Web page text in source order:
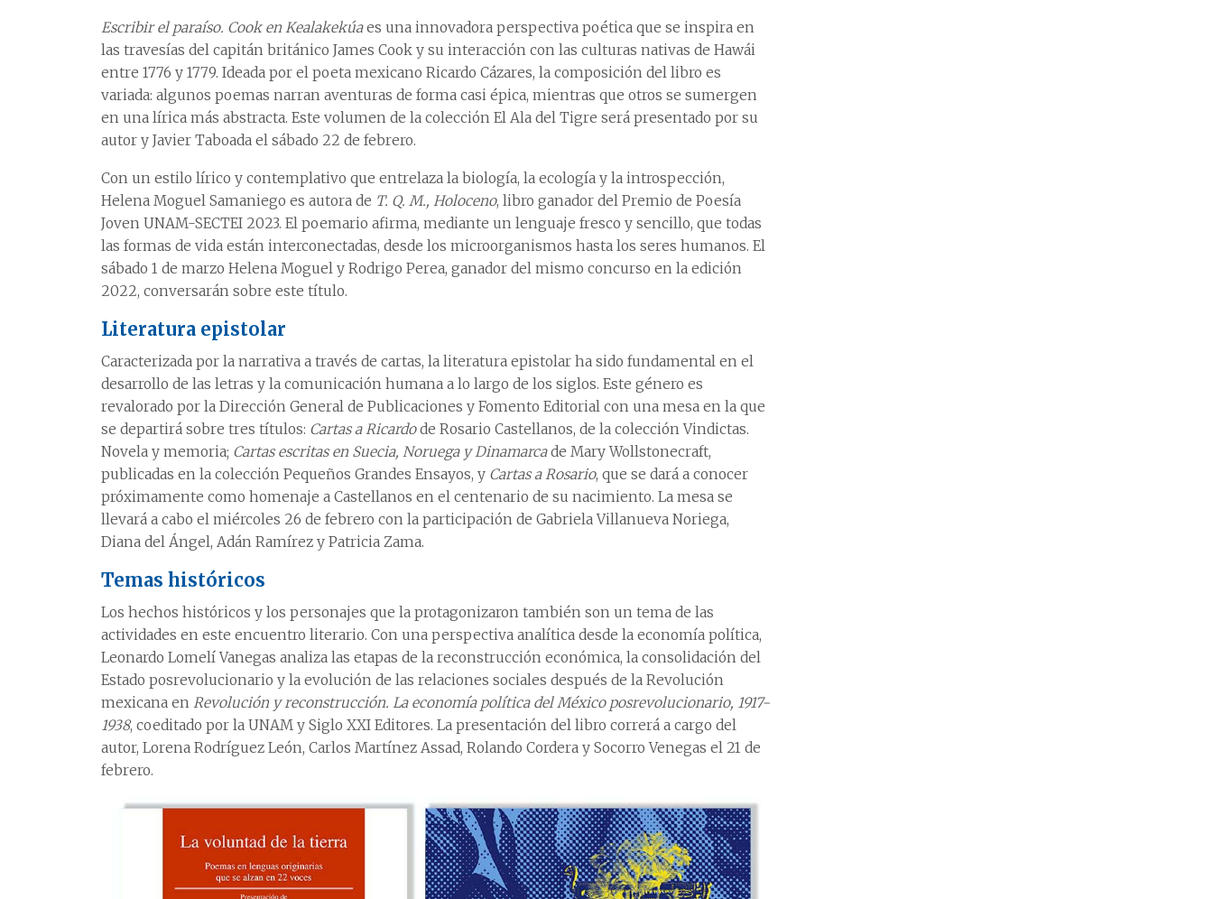
Escribir el paraíso. Cook en Kealakekúaes una innovadora perspectiva poética que se inspira en
las travesías del capitán británico James Cook y su interacción con las culturas nativas de Hawái
entre 1776 y 1779. Ideada por el poeta mexicano Ricardo Cázares, la composición del libro es
variada: algunos poemas narran aventuras de forma casi épica, mientras que otros se sumergen
en una lírica más abstracta. Este volumen de la colección El Ala del Tigre será presentado por su
autor y Javier Taboada el sábado 22 de febrero.
Con un estilo lírico y contemplativo que entrelaza la biología, la ecología y la introspección,
Helena Moguel Samaniego es autora de T. Q. M., Holoceno, libro ganador del Premio de Poesía
Joven UNAM-SECTEI 2023. El poemario afirma, mediante un lenguaje fresco y sencillo, que todas
las formas de vida están interconectadas, desde los microorganismos hasta los seres humanos. El
sábado 1 de marzo Helena Moguel y Rodrigo Perea, ganador del mismo concurso en la edición
2022, conversarán sobre este título.
Literatura epistolar
Caracterizada por la narrativa a través de cartas, la literatura epistolar ha sido fundamental en el
desarrollo de las letras y la comunicación humana a lo largo de los siglos. Este género es
revalorado por la Dirección General de Publicaciones y Fomento Editorial con una mesa en la que
se departirá sobre tres títulos: Cartas a Ricardode Rosario Castellanos, de la colección Vindictas.
Novela y memoria; Cartas escritas en Suecia, Noruega y Dinamarcade Mary Wollstonecraft,
publicadas en la colección Pequeños Grandes Ensayos, y Cartas a Rosario, que se dará a conocer
próximamente como homenaje a Castellanos en el centenario de su nacimiento. La mesa se
llevará a cabo el miércoles 26 de febrero con la participación de Gabriela Villanueva Noriega,
Diana del Ángel, Adán Ramírez y Patricia Zama.
Temas históricos
Los hechos históricos y los personajes que la protagonizaron también son un tema de las
actividades en este encuentro literario. Con una perspectiva analítica desde la economía política,
Leonardo Lomelí Vanegas analiza las etapas de la reconstrucción económica, la consolidación del
Estado posrevolucionario y la evolución de las relaciones sociales después de la Revolución
mexicana en Revolución y reconstrucción. La economía política del México posrevolucionario, 1917-
1938, coeditado por la UNAM y Siglo XXI Editores. La presentación del libro correrá a cargo del
autor, Lorena Rodríguez León, Carlos Martínez Assad, Rolando Cordera y Socorro Venegas el 21 de
febrero.